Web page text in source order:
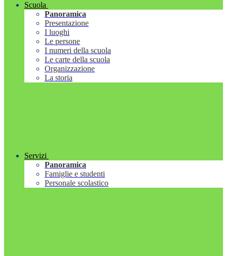
Scuola
Panoramica
Presentazione
I luoghi
Le persone
I numeri della scuola
Le carte della scuola
Organizzazione
La storia
Servizi
Panoramica
Famiglie e studenti
Personale scolastico